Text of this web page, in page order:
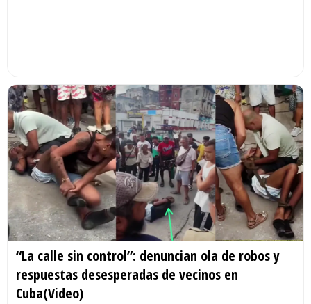
“La calle sin control”: denuncian ola de robos y
respuestas desesperadas de vecinos en
Cuba(Video)